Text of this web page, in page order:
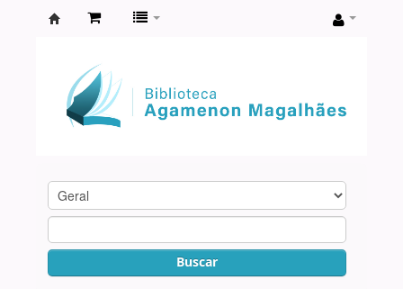
Agamenon
Magalhães
Buscar